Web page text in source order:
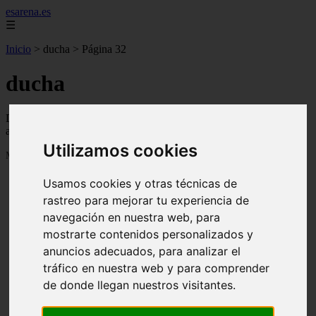
Utilizamos cookies
Usamos cookies y otras técnicas de
rastreo para mejorar tu experiencia de
navegación en nuestra web, para
mostrarte contenidos personalizados y
anuncios adecuados, para analizar el
tráfico en nuestra web y para comprender
de donde llegan nuestros visitantes.
esarena.es
☰
Inicio > ducha > Página 32
ducha
Descubre todas las noticias de la categoría ducha. Artículos
actualizados y contenido de calidad en esarena.es.
Mostrando 745 - 768 de 2121 artículos
13 mejores árboles resistentes al fuego para un paisaje
defendible